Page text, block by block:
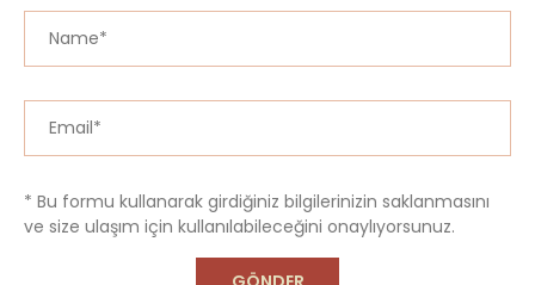
* Bu formu kullanarak girdiğiniz bilgilerinizin saklanmasını
ve size ulaşım için kullanılabileceğini onaylıyorsunuz.